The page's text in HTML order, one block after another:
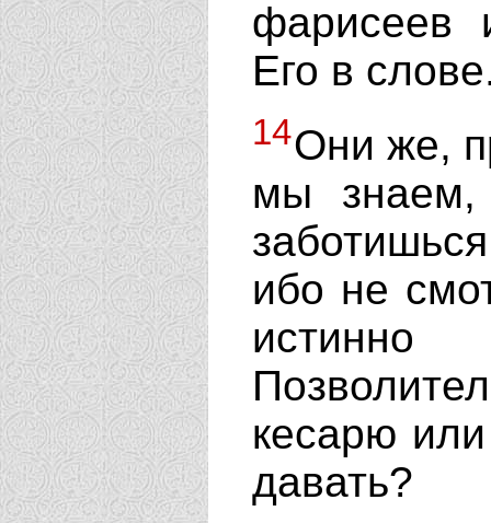
фарисеев
Его в
14Они же,
мы
ибо не
кесарю
давать?